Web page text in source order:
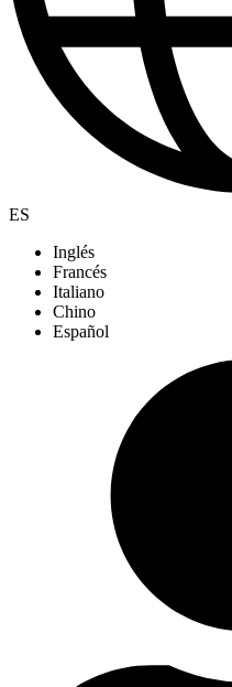
ES
Inglés
Francés
Italiano
Chino
Español